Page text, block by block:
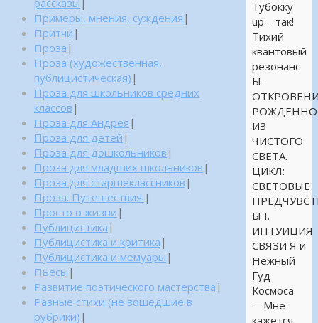
Тубокку
up – так!
Тихий
квантовый
резонанс
Ы-
ИЗ
ЧИСТОГО
СВЕТА.
ЦИКЛ:
СВЕТОВЫЕ
Ы I.
ИНТУИЦИЯ
СВЯЗИ Я и
Нежный
Гуд
Космоса
—Мне
кажется
Примеры, мнения, суждения |
Притчи |
Проза |
Проза (художественная,
публицистическая) |
Проза для школьников средних
классов |
Проза для Андрея |
Проза для детей |
Проза для дошкольников |
Проза для младших школьников |
Проза для старшеклассников |
Проза. Путешествия. |
Просто о жизни |
Публицистика |
Публицистика и критика |
Публицистика и мемуары |
Пьесы |
Развитие поэтического мастерства |
Разные стихи (не вошедшие в
рубрики) |